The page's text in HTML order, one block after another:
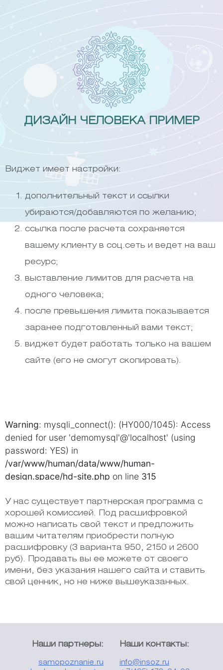
ДИЗАЙН ЧЕЛОВЕКА ПРИМЕР
Виджет имеет настройки:
дополнительный текст и ссылки
убираются/добавляются по желанию;
ссылка после расчета сохраняется
вашему клиенту в соц.сеть и ведет на ваш
ресурс;
выставление лимитов для расчета на
одного человека;
после превышения лимита показывается
заранее подготовленный вами текст;
виджет будет работать только на вашем
сайте (его не смогут скопировать).
У нас существует партнерская программа с
хорошей комиссией. Под расшифровкой
можно написать свой текст и предложить
вашим читателям приобрести полную
расшифровку (3 варианта 950, 2150 и 2600
руб). Продавать вы ее можете от своего
имени, без указания нашего сайта и ставить
свой ценник, но не ниже вышеуказанных.
Наши партнеры:
samopoznanie.ru
Наши контакты:
info@insoz.ru